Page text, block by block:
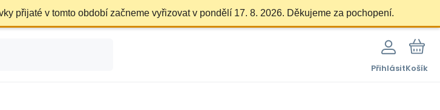
přijaté v tomto období začneme vyřizovat v pondělí 17. 8. 2026. Děkujeme za pochopení.
PřihlásitKošík